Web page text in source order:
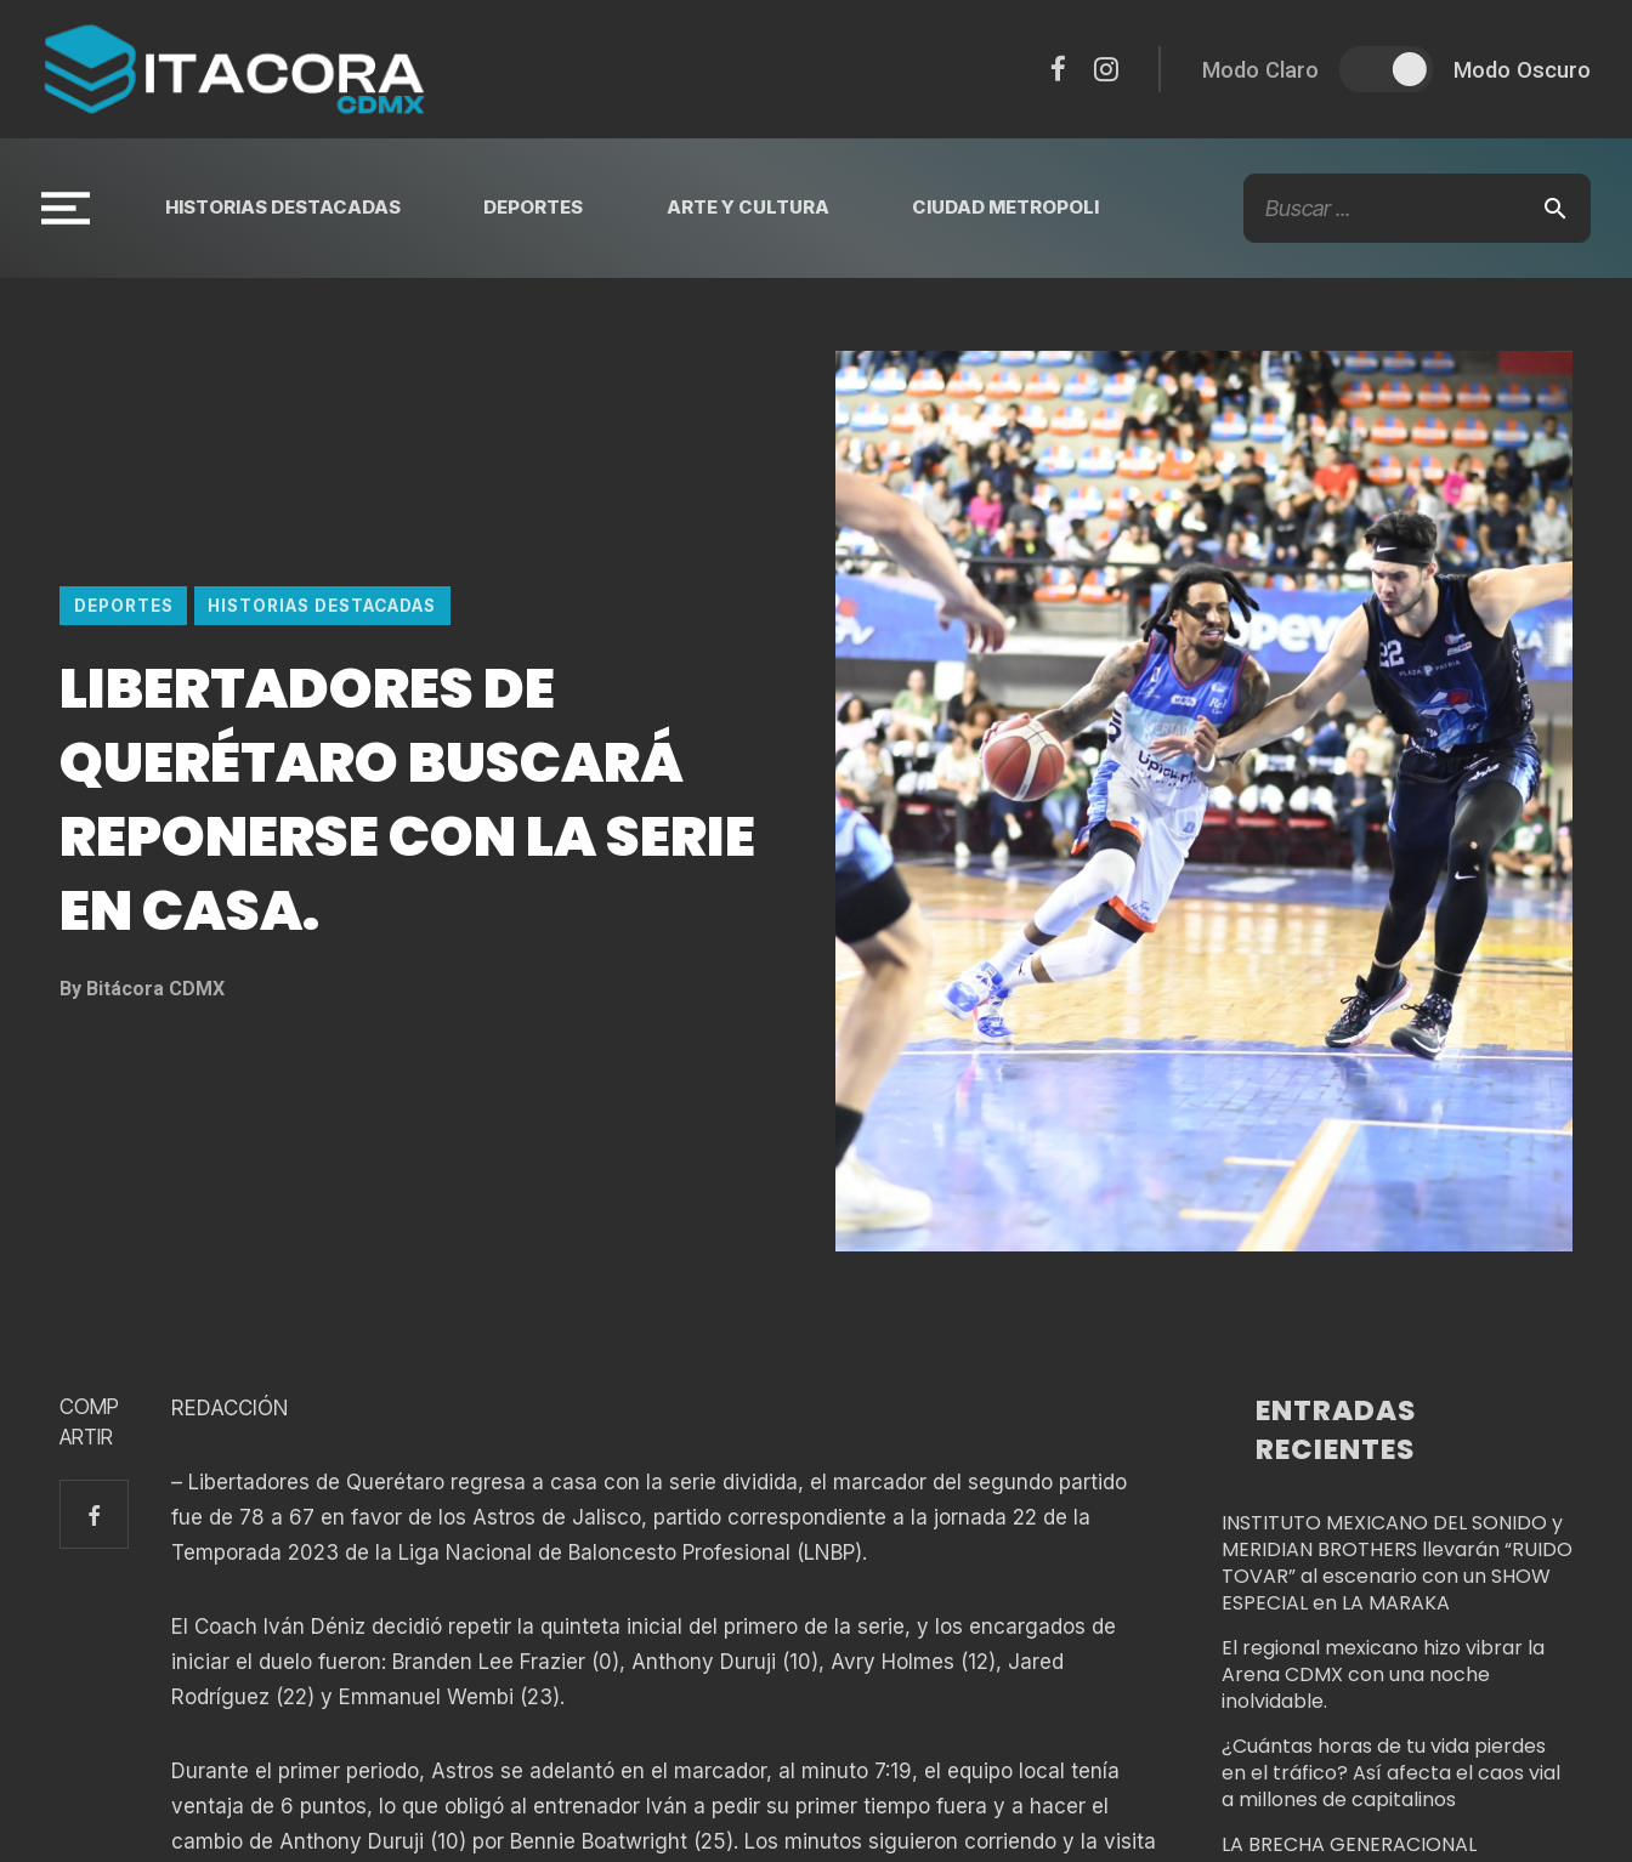
Modo Claro Modo Oscuro
HISTORIAS DESTACADAS DEPORTES ARTE Y CULTURA CIUDAD METROPOLI
DEPORTES HISTORIAS DESTACADAS
LIBERTADORES DE
QUERÉTARO BUSCARÁ
REPONERSE CON LA SERIE
EN CASA.
By Bitácora CDMX
COMP
ARTIR
REDACCIÓN
– Libertadores de Querétaro regresa a casa con la serie dividida, el marcador del segundo partido
fue de 78 a 67 en favor de los Astros de Jalisco, partido correspondiente a la jornada 22 de la
Temporada 2023 de la Liga Nacional de Baloncesto Profesional (LNBP).
El Coach Iván Déniz decidió repetir la quinteta inicial del primero de la serie, y los encargados de
iniciar el duelo fueron: Branden Lee Frazier (0), Anthony Duruji (10), Avry Holmes (12), Jared
Rodríguez (22) y Emmanuel Wembi (23).
Durante el primer periodo, Astros se adelantó en el marcador, al minuto 7:19, el equipo local tenía
ventaja de 6 puntos, lo que obligó al entrenador Iván a pedir su primer tiempo fuera y a hacer el
cambio de Anthony Duruji (10) por Bennie Boatwright (25). Los minutos siguieron corriendo y la visita
ENTRADAS
RECIENTES
INSTITUTO MEXICANO DEL SONIDO y
MERIDIAN BROTHERS llevarán “RUIDO
TOVAR” al escenario con un SHOW
ESPECIAL en LA MARAKA
El regional mexicano hizo vibrar la
Arena CDMX con una noche
inolvidable.
¿Cuántas horas de tu vida pierdes
en el tráfico? Así afecta el caos vial
a millones de capitalinos
LA BRECHA GENERACIONAL